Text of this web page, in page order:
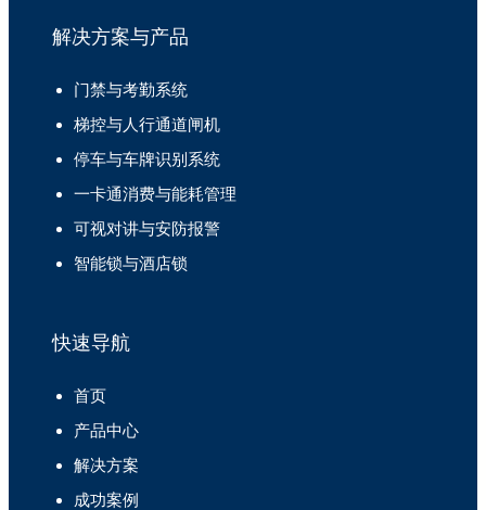
解决方案与产品
门禁与考勤系统
梯控与人行通道闸机
停车与车牌识别系统
一卡通消费与能耗管理
可视对讲与安防报警
智能锁与酒店锁
快速导航
首页
产品中心
解决方案
成功案例